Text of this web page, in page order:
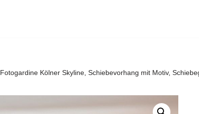
Fotogardine Kölner Skyline, Schiebevorhang mit Motiv,